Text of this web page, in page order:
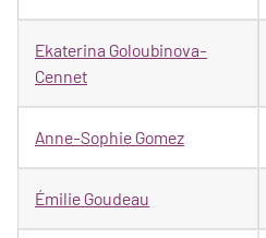
Ekaterina Goloubinova-
Cennet
Anne-Sophie Gomez
Émilie Goudeau